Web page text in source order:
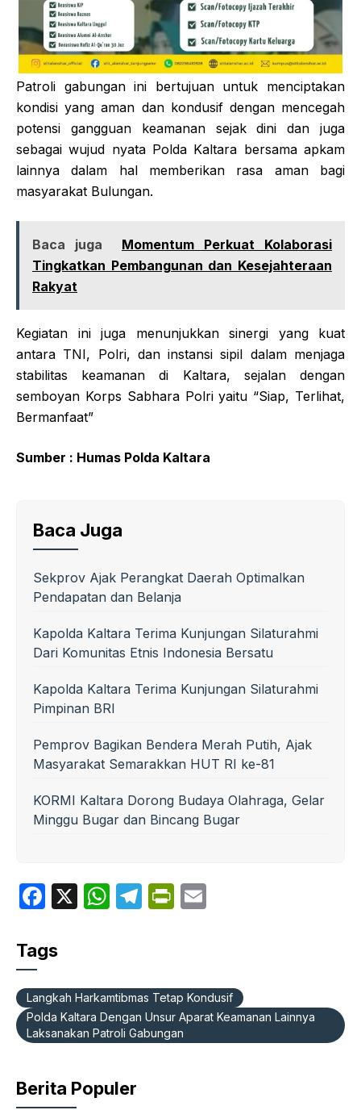
​Patroli gabungan ini bertujuan untuk menciptakan
kondisi yang aman dan kondusif dengan mencegah
potensi gangguan keamanan sejak dini dan juga
sebagai wujud nyata Polda Kaltara bersama apkam
lainnya dalam hal memberikan rasa aman bagi
masyarakat Bulungan.
Baca juga
Momentum Perkuat Kolaborasi
Tingkatkan Pembangunan dan Kesejahteraan
Rakyat
Kegiatan ini juga menunjukkan sinergi yang kuat
antara TNI, Polri, dan instansi sipil dalam menjaga
stabilitas keamanan di Kaltara, sejalan dengan
semboyan Korps Sabhara Polri yaitu “Siap, Terlihat,
Bermanfaat”
Sumber : Humas Polda Kaltara
Baca Juga
Sekprov Ajak Perangkat Daerah Optimalkan
Pendapatan dan Belanja
Kapolda Kaltara Terima Kunjungan Silaturahmi
Dari Komunitas Etnis Indonesia Bersatu
Kapolda Kaltara Terima Kunjungan Silaturahmi
Pimpinan BRI
Pemprov Bagikan Bendera Merah Putih, Ajak
Masyarakat Semarakkan HUT RI ke-81
KORMI Kaltara Dorong Budaya Olahraga, Gelar
Minggu Bugar dan Bincang Bugar
F
c
b
o
o
k
X
W
A
p
p
T
a
m
P
ie
n
dl
Tags
Langkah Harkamtibmas Tetap Kondusif
Polda Kaltara Dengan Unsur Aparat Keamanan Lainnya
Laksanakan Patroli Gabungan
Berita Populer